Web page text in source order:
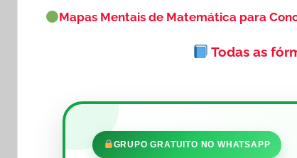
Mapas Mentais de Matemática para
Todas as
GRUPO GRATUITO NO WHATSAPP